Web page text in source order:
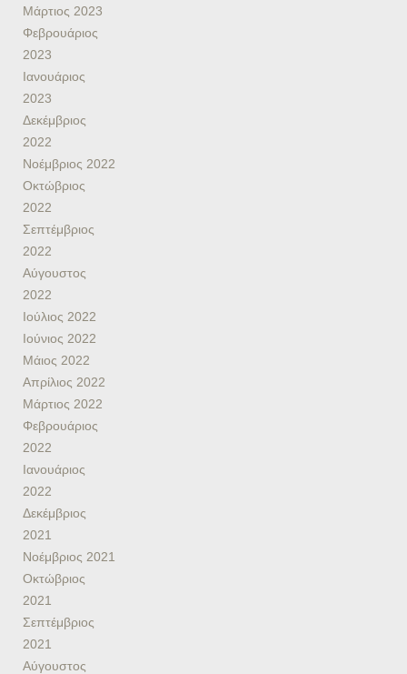
Μάρτιος 2023
Φεβρουάριος
2023
Ιανουάριος
2023
Δεκέμβριος
2022
Νοέμβριος 2022
Οκτώβριος
2022
Σεπτέμβριος
2022
Αύγουστος
2022
Ιούλιος 2022
Ιούνιος 2022
Μάιος 2022
Απρίλιος 2022
Μάρτιος 2022
Φεβρουάριος
2022
Ιανουάριος
2022
Δεκέμβριος
2021
Νοέμβριος 2021
Οκτώβριος
2021
Σεπτέμβριος
2021
Αύγουστος